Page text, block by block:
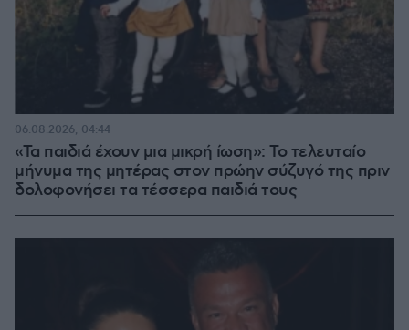
«Τα παιδιά έχουν μια μικρή ίωση»: Το τελευταίο
μήνυμα της μητέρας στον πρώην σύζυγό της πριν
δολοφονήσει τα τέσσερα παιδιά τους
06.08.2026, 04:44